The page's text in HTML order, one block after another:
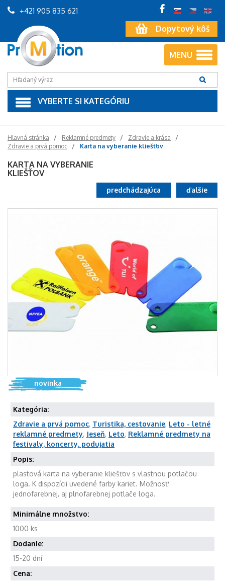
Dopytový kôš
+421 905 835 621
MENU
VYBERTE SI KATEGÓRIU
Hlavná stránka Reklamné predmety
Zdravie a krása
Zdravie a prvá pomoc
Karta na vyberanie kliešťov
KARTA NA VYBERANIE
KLIEŠŤOV
ďalšie
predchádzajúca
novinka
Kategória:
Zdravie a prvá pomoc, Turistika, cestovanie, Leto - letné
reklamné predmety, Jeseň, Leto, Reklamné predmety na
festivaly, koncerty, podujatia
Popis:
plastová karta na vyberanie kliešťov s vlastnou potlačou
loga. K dispozícii uvedené farby kariet. Možnosť
jednofarebnej, aj plnofarebnej potlače loga.
Minimálne množstvo:
1000 ks
Dodanie:
15-20 dní
Cena: